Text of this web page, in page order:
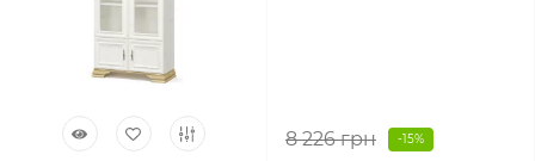
8 226 грн -15%